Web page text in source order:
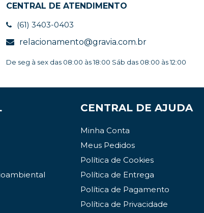
CENTRAL DE ATENDIMENTO
(61) 3403-0403
relacionamento@gravia.com.br
De seg à sex das 08:00 às 18:00 Sáb das 08:00 às 12:00
CENTRAL DE AJUDA
Minha Conta
Meus Pedidos
Política de Cookies
Política de Entrega
Política de Pagamento
Política de Privacidade